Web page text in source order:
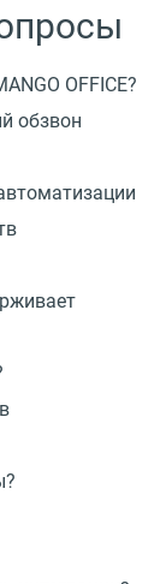
OFFICE?
обзвон